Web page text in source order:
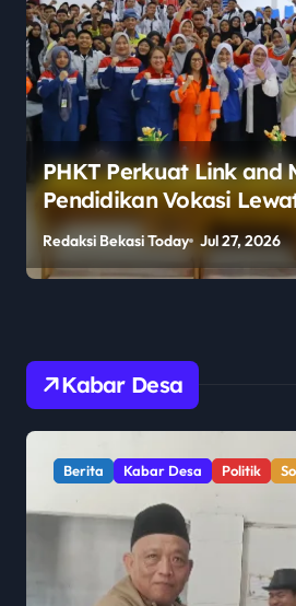
PHKT Perkuat Link and
Pendidikan Vokasi
Program Guru Tamu di
2 Penajam Paser Utara
Redaksi Bekasi Today Jul 27, 2026
Kabar Desa
Berita Kabar Desa Politik